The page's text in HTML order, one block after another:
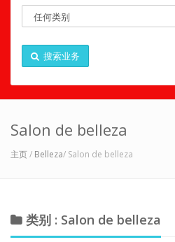
搜索业务
Salon de belleza
主页/ Belleza/ Salon de belleza
类别 : Salon de belleza